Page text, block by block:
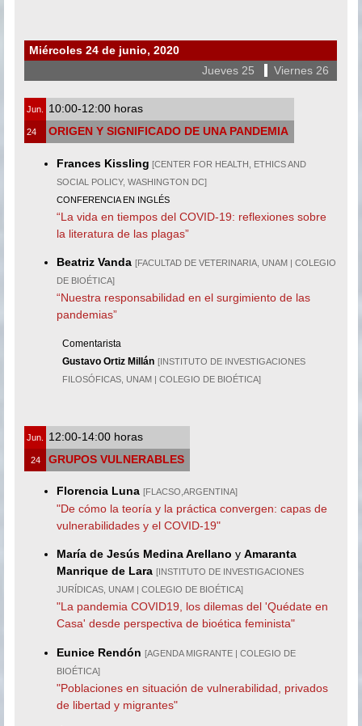
Miércoles 24 de junio, 2020
Jueves 25
Viernes 26
Jun. 10:00-12:00 horas
24 ORIGEN Y SIGNIFICADO DE UNA PANDEMIA
Frances Kissling [CENTER FOR HEALTH, ETHICS AND
SOCIAL POLICY, WASHINGTON DC]
CONFERENCIA EN INGLÉS
“La vida en tiempos del COVID-19: reflexiones sobre
la literatura de las plagas”
Beatriz Vanda [FACULTAD DE VETERINARIA, UNAM | COLEGIO
DE BIOÉTICA]
“Nuestra responsabilidad en el surgimiento de las
pandemias”
Comentarista
Gustavo Ortiz Millán [INSTITUTO DE INVESTIGACIONES
FILOSÓFICAS, UNAM | COLEGIO DE BIOÉTICA]
Jun. 12:00-14:00 horas
24 GRUPOS VULNERABLES
Florencia Luna [FLACSO,ARGENTINA]
"De cómo la teoría y la práctica convergen: capas de
vulnerabilidades y el COVID-19"
María de Jesús Medina Arellano yAmaranta
Manrique de Lara [INSTITUTO DE INVESTIGACIONES
JURÍDICAS, UNAM | COLEGIO DE BIOÉTICA]
"La pandemia COVID19, los dilemas del 'Quédate en
Casa' desde perspectiva de bioética feminista"
Eunice Rendón [AGENDA MIGRANTE | COLEGIO DE
BIOÉTICA]
"Poblaciones en situación de vulnerabilidad, privados
de libertad y migrantes"